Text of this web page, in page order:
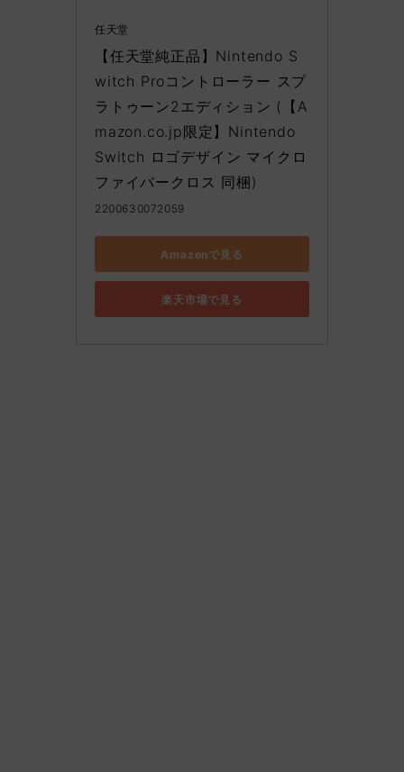
任天堂
【任天堂純正品】Nintendo S
witch Proコントローラー スプ
ラトゥーン2エディション (【A
mazon.co.jp限定】Nintendo
Switch ロゴデザイン マイクロ
ファイバークロス 同梱)
2200630072059
Amazonで見る
楽天市場で見る